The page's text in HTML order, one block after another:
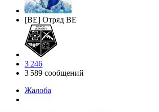
[BE] Отряд BE
3 246
3 589 сообщений
Жалоба